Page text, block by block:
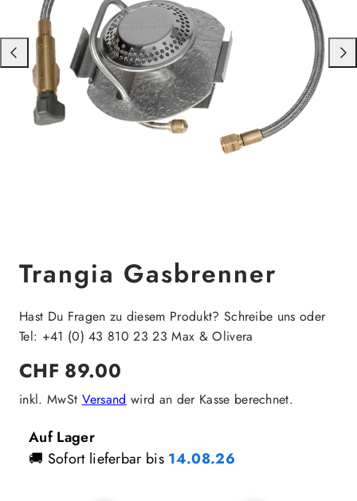
Nach
links
schieben
Nach
Trangia Gasbrenner
Hast Du Fragen zu diesem Produkt? Schreibe uns oder
Tel: +41 (0) 43 810 23 23 Max & Olivera
Regulärer
Preis
CHF 89.00
inkl. MwSt Versand wird an der Kasse berechnet.
Auf Lager
🚚 Sofort lieferbar bis 14.08.26